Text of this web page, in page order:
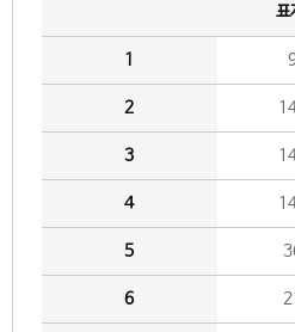
표
1
2
3
4
5
6